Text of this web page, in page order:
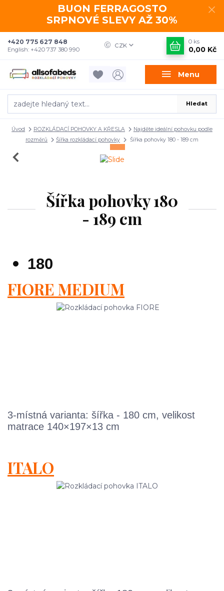
BUON FERRAGOSTO
SRPNOVÉ SLEVY AŽ 30%
Menu
CZK
Hledat
+420 775 627 848
English: +420 737 380 990
0 ks
0,00 Kč
Úvod ROZKLÁDACÍ POHOVKY A KŘESLA
Najděte ideální pohovku podle
rozměrů
Šířka rozkládací pohovky Šířka pohovky 180 - 189 cm
Šířka pohovky 180
- 189 cm
180
FIORE MEDIUM
3-místná varianta: šířka - 180 cm, velikost
matrace 140×197×13 cm
ITALO